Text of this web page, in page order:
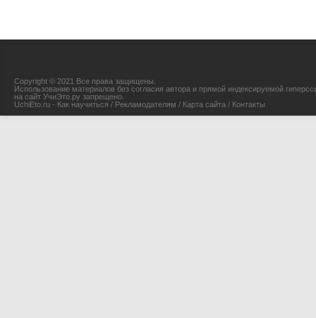
Copyright © 2021 Все права защищены.
Использование материалов без согласия автора и прямой индексируемой
на сайт УчиЭто.ру запрещено.
UchiEto.ru - Как научиться / Рекламодателям / Карта сайта / Контакты